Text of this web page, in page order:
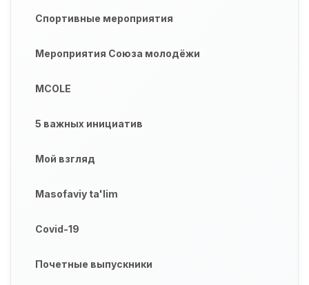
Спортивные мероприятия
Мероприятия Союза молодёжи
MCOLE
5 важных инициатив
Мой взгляд
Masofaviy ta'lim
Covid-19
Почетные выпускники